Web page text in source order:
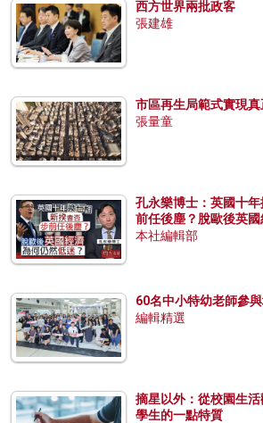
西方世界兩批政客
張建雄
市區再生局範式實現
張量童
孔永樂博士：英國十
前任後塵？脫歐後英
本社編輯部
60名中小特幼老師參
編輯精選
摘星以外：從校園生
學生的一點特質